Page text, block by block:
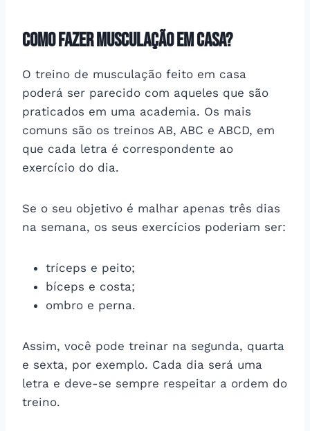
Como fazer musculação em casa?
O treino de musculação feito em casa
poderá ser parecido com aqueles que são
praticados em uma academia. Os mais
comuns são os treinos AB, ABC e ABCD, em
que cada letra é correspondente ao
exercício do dia.
Se o seu objetivo é malhar apenas três dias
na semana, os seus exercícios poderiam ser:
tríceps e peito;
bíceps e costa;
ombro e perna.
Assim, você pode treinar na segunda, quarta
e sexta, por exemplo. Cada dia será uma
letra e deve-se sempre respeitar a ordem do
treino.